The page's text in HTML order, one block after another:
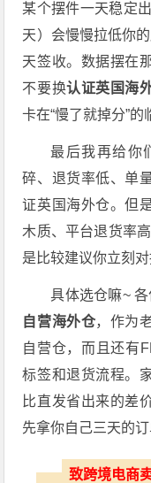
某个摆件一天稳定
天）会慢慢拉低你
天签收。数据摆在
不要换认证英国海
卡在“慢了就掉分”的
最后我再给你
碎、退货率低、单
证英国海外仓。但
木质、平台退货率
是比较建议你立刻
具体选仓嘛~
自营海外仓，作为
自营仓，而且还有
标签和退货流程。
比直发省出来的差
先拿你自己三天的
致跨境电商